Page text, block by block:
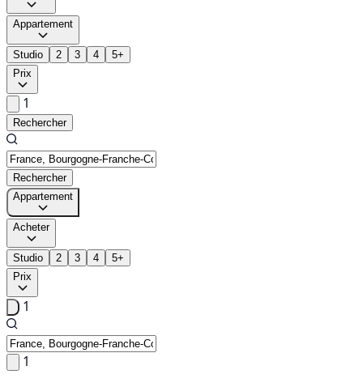
Appartement
Studio 2 3 4
5+
Prix
1
Rechercher
Rechercher
Appartement
Acheter
Studio 2 3 4
5+
Prix
1
1